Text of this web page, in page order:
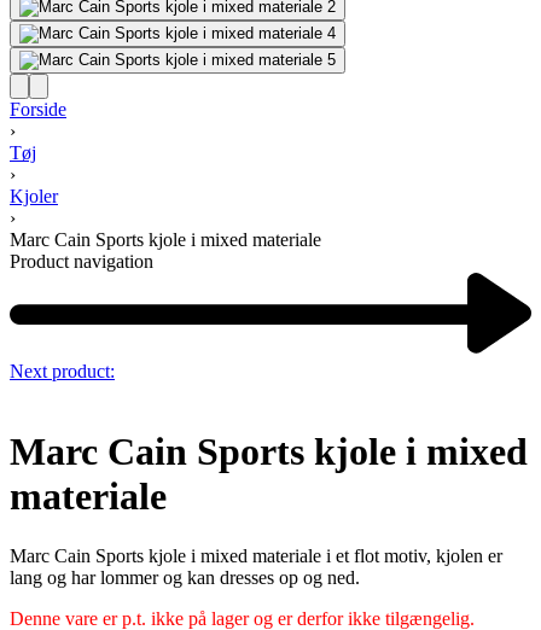
Forside
›
Tøj
›
Kjoler
›
Marc Cain Sports kjole i mixed materiale
Product navigation
Next product:
Marc Cain Sports kjole i mixed
materiale
Marc Cain Sports kjole i mixed materiale i et flot motiv, kjolen er
lang og har lommer og kan dresses op og ned.
Denne vare er p.t. ikke på lager og er derfor ikke tilgængelig.